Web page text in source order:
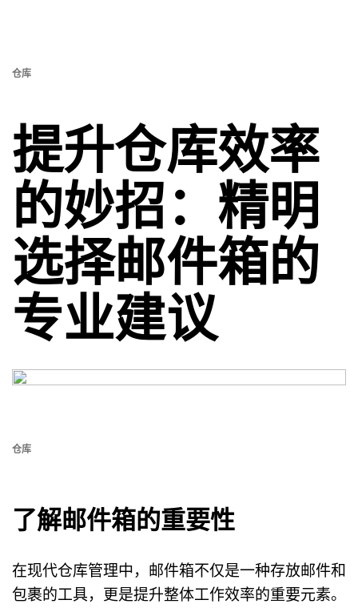
提升仓库效率
的妙招：精明
选择邮件箱的
专业建议
仓库
仓库
了解邮件箱的重要性
在现代仓库管理中，邮件箱不仅是一种存放邮件和
包裹的工具，更是提升整体工作效率的重要元素。